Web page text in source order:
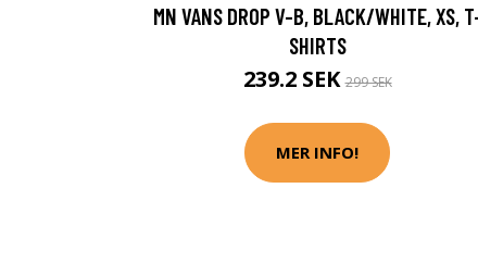
MN VANS DROP V-B, BLACK/WHITE, XS,
SHIRTS
239.2 SEK299 SEK
MER INFO!